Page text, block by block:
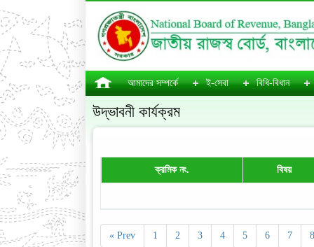
আমাদের সম্পর্কে ই-সেবা বিধি-বিধান
উদ্ভাবনী কার্যক্রম
ক্রমিক নং. বিষয়
« Prev 1 2 3 4 5 6 7 8